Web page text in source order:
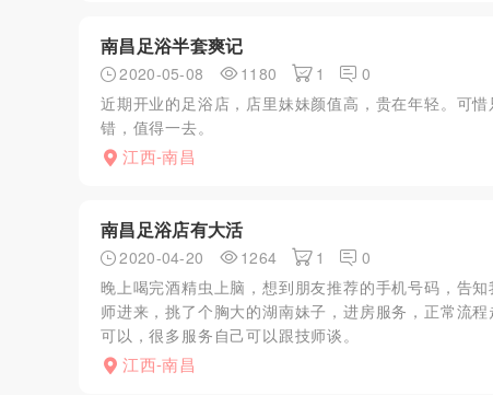
南昌足浴半套爽记
2020-05-08 1180 1
0
近期开业的足浴店，店里妹妹颜值高，贵在年轻。可
错，值得一去。
江西-南昌
南昌足浴店有大活
2020-04-20 1264 1
0
晚上喝完酒精虫上脑，想到朋友推荐的手机号码，告
师进来，挑了个胸大的湖南妹子，进房服务，正常流
可以，很多服务自己可以跟技师谈。
江西-南昌